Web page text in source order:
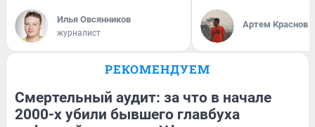
Илья Овсянников
журналист
Артем Краснов
РЕКОМЕНДУЕМ
Смертельный аудит: за что в начале
2000-х убили бывшего главбуха